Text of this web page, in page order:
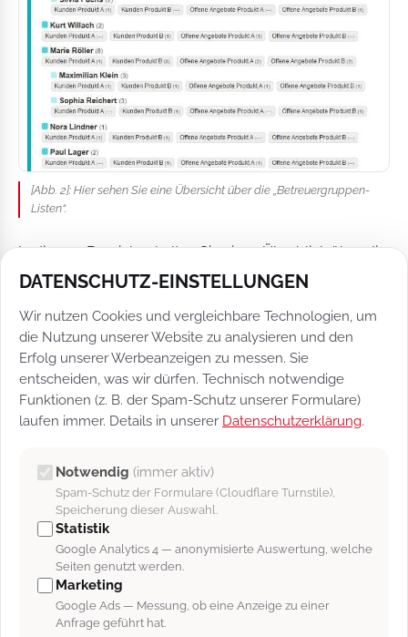
[Abb. 2]: Hier sehen Sie eine Übersicht über die „Betreuergruppen-
Listen“.
In diesem Bereich erhalten Sie einen Überblick über die
Hierarchien innerhalb des Teams. Außerdem sehen Sie,
werden. Klickt man direkt auf die Bezeichnung einer
Betreuergruppe [Abb. 1/1], werden alle zugehörigen
Kundendatensätze detailliert aufgelistet (siehe
Betreuergruppen Einstellungen).
Betreuergruppe angeheftet werden können. Daraufhin
wird das entsprechend Hinterlegte Suchschema,
ebenfalls mit der Anzeige der zugehörigen Anzahl an
Datensätzen, in der Betreuergruppen-Auflistung
dargestellt [Abb. 1/2]. Klicken Sie diese an, gelangen Sie
in die Kundensuchmaske, in welcher Ihnen die Inhalte
des hinterlegten Suchschemas aufgeführt werden.
DATENSCHUTZ-EINSTELLUNGEN
Wir nutzen Cookies und vergleichbare Technologien, um
die Nutzung unserer Website zu analysieren und den
Erfolg unserer Werbeanzeigen zu messen. Sie
entscheiden, was wir dürfen. Technisch notwendige
Funktionen (z. B. der Spam-Schutz unserer Formulare)
laufen immer. Details in unserer Datenschutzerklärung.
Notwendig (immer aktiv)
Spam-Schutz der Formulare (Cloudflare Turnstile),
Speicherung dieser Auswahl.
Statistik
Google Analytics 4 — anonymisierte Auswertung, welche
Seiten genutzt werden.
Marketing
Google Ads — Messung, ob eine Anzeige zu einer
Anfrage geführt hat.